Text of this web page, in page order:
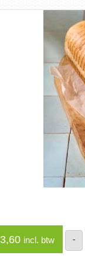
incl. btw -